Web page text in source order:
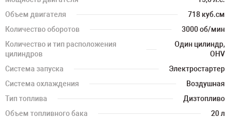
Объем двигателя
718 куб.см
Количество оборотов
3000 об/мин
Количество и тип расположения
цилиндров
Один цилиндр,
OHV
Система запуска
Электростартер
Система охлаждения
Воздушная
Тип топлива
Дизтопливо
Объем топливного бака
20 л